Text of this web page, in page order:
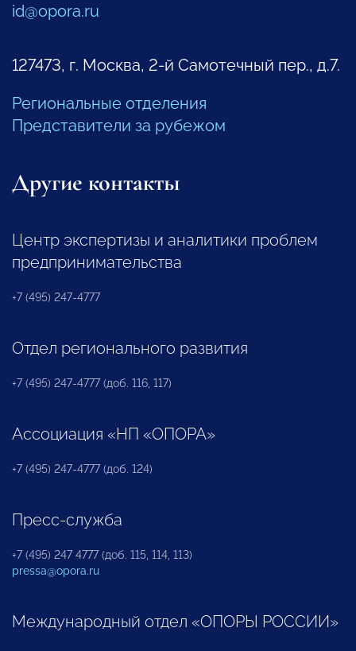
id@opora.ru
127473, г. Москва, 2-й Самотечный пер., д.7.
Региональные отделения
Представители за рубежом
Другие контакты
Центр экспертизы и аналитики проблем
предпринимательства
+7 (495) 247-4777
Отдел регионального развития
+7 (495) 247-4777 (доб. 116, 117)
Ассоциация «НП «ОПОРА»
+7 (495) 247-4777 (доб. 124)
Пресс-служба
+7 (495) 247 4777 (доб. 115, 114, 113)
pressa@opora.ru
Международный отдел «ОПОРЫ РОССИИ»